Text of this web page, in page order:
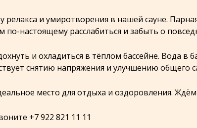
релакса и умиротворения в нашей сауне.
настоящему расслабиться и забыть о
и охладиться в тёплом бассейне. Вода в
снятию напряжения и улучшению общего
место для отдыха и оздоровления. Ждём
+7 922 821 11 11